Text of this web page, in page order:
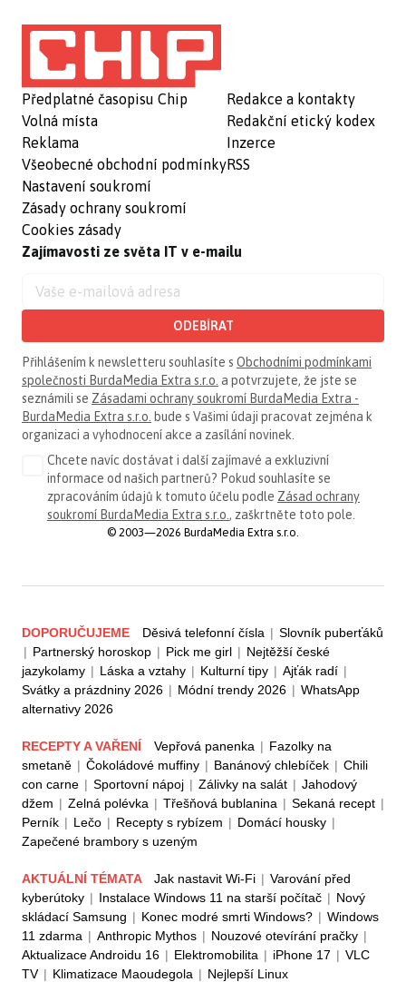
Předplatné časopisu Chip
Volná místa
Reklama
Všeobecné obchodní podmínky
Nastavení soukromí
Zásady ochrany soukromí
Cookies zásady
Redakce a kontakty
Redakční etický kodex
Inzerce
RSS
Zajímavosti ze světa IT v e-mailu
ODEBÍRAT
Přihlášením k newsletteru souhlasíte s Obchodními podmínkami
společnosti BurdaMedia Extra s.r.o. a potvrzujete, že jste se
seznámili se Zásadami ochrany soukromí BurdaMedia Extra -
BurdaMedia Extra s.r.o. bude s Vašimi údaji pracovat zejména k
organizaci a vyhodnocení akce a zasílání novinek.
Chcete navíc dostávat i další zajímavé a exkluzivní
informace od našich partnerů? Pokud souhlasíte se
zpracováním údajů k tomuto účelu podle Zásad ochrany
soukromí BurdaMedia Extra s.r.o. , zaškrtněte toto pole.
© 2003—2026 BurdaMedia Extra s.r.o.
DOPORUČUJEME Děsivá telefonní čísla | Slovník puberťáků
| Partnerský horoskop | Pick me girl | Nejtěžší české
jazykolamy | Láska a vztahy | Kulturní tipy | Ajťák radí |
Svátky a prázdniny 2026 | Módní trendy 2026 | WhatsApp
alternativy 2026
RECEPTY A VAŘENÍ Vepřová panenka | Fazolky na
smetaně | Čokoládové muffiny | Banánový chlebíček | Chili
con carne | Sportovní nápoj | Zálivky na salát | Jahodový
džem | Zelná polévka | Třešňová bublanina | Sekaná recept |
Perník | Lečo | Recepty s rybízem | Domácí housky |
Zapečené brambory s uzeným
AKTUÁLNÍ TÉMATA Jak nastavit Wi-Fi | Varování před
kyberútoky | Instalace Windows 11 na starší počítač | Nový
skládací Samsung | Konec modré smrti Windows? | Windows
11 zdarma | Anthropic Mythos | Nouzové otevírání pračky |
Aktualizace Androidu 16 | Elektromobilita | iPhone 17 | VLC
TV | Klimatizace Maoudegola | Nejlepší Linux